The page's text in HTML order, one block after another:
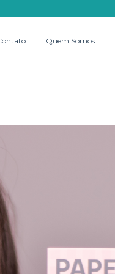
Quem Somos